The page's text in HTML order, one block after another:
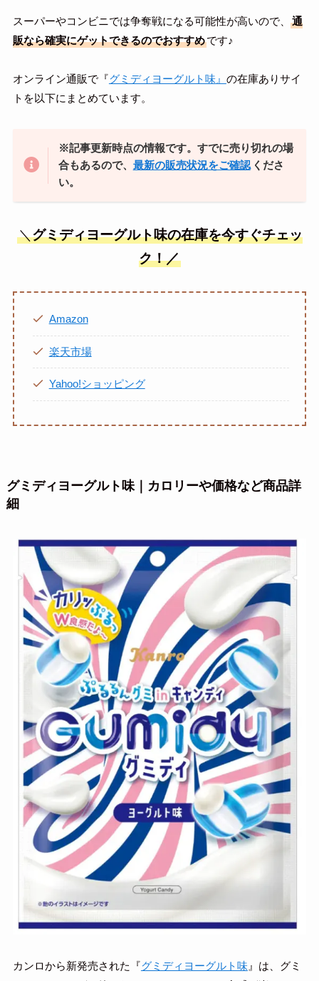
スーパーやコンビニでは争奪戦になる可能性が高いので、
通
販なら確実にゲットできるのでおすすめです♪
オンライン通販で『グミディヨーグルト味』 の在庫ありサイ
トを以下にまとめています。
※記事更新時点の情報です。すでに売り切れの場
合もあるので、 最新の販売状況をご確認 くださ
い。
＼グミディヨーグルト味の在庫を今すぐチェッ
ク！／
Amazon
楽天市場
Yahoo!ショッピング
グミディヨーグルト味｜カロリーや価格など商品詳
細
カンロから新発売された 『グミディヨーグルト味』は、グミ